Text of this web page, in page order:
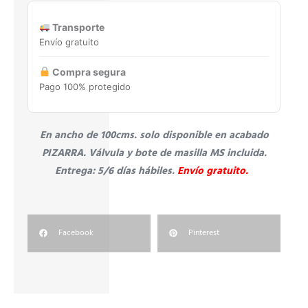
Transporte
Envío gratuito
Compra segura
Pago 100% protegido
En ancho de 100cms. solo disponible en acabado
PIZARRA. Válvula y bote de masilla MS incluida.
Entrega: 5/6 días hábiles. Envío gratuito.
Facebook Pinterest